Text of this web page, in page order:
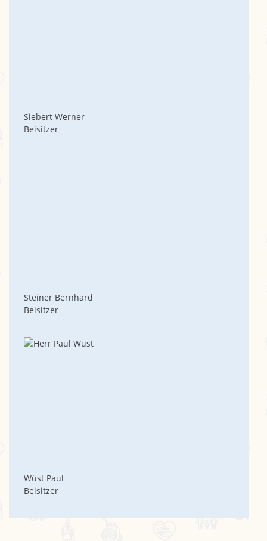
Siebert Werner
Beisitzer
Steiner Bernhard
Beisitzer
Wüst Paul
Beisitzer